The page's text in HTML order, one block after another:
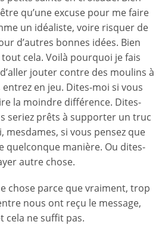
qu’une excuse pour me faire
un idéaliste, voire risquer de
d’autres bonnes idées. Bien
cela. Voilà pourquoi je fais
jouter contre des moulins à
entrez en jeu. Dites-moi si vous
la moindre différence. Dites-
seriez prêts à supporter un truc
mesdames, si vous pensez que
quelconque manière. Ou dites-
autre chose.
chose parce que vraiment, trop
nous ont reçu le message,
cela ne suffit pas.